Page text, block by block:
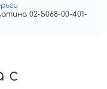
02-5068-00-401-
с